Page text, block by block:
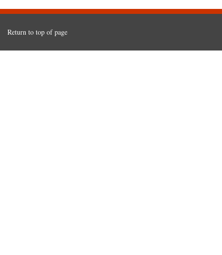
Return to top of page